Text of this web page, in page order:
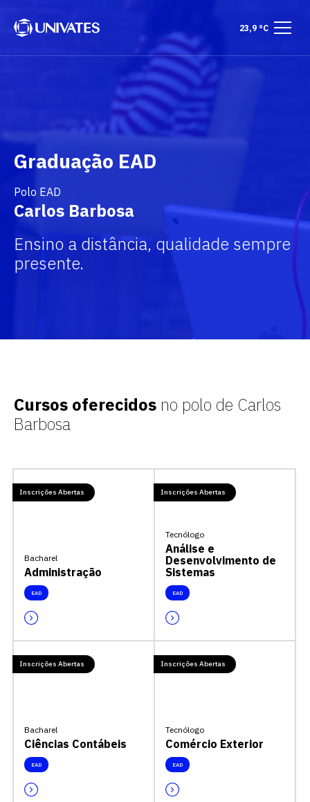
23,9 °C
Graduação EAD
Polo EAD
Carlos Barbosa
Ensino a distância, qualidade sempre
presente.
Cursos oferecidos no polo de Carlos
Barbosa
Inscrições Abertas
Bacharel
Administração
EAD
Inscrições Abertas
Tecnólogo
Análise e
Desenvolvimento de
Sistemas
EAD
Inscrições Abertas
Bacharel
Ciências Contábeis
EAD
Inscrições Abertas
Tecnólogo
Comércio Exterior
EAD